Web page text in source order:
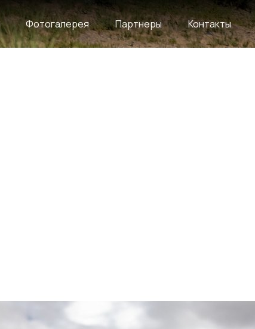
Фотогалерея Партнеры Контакты